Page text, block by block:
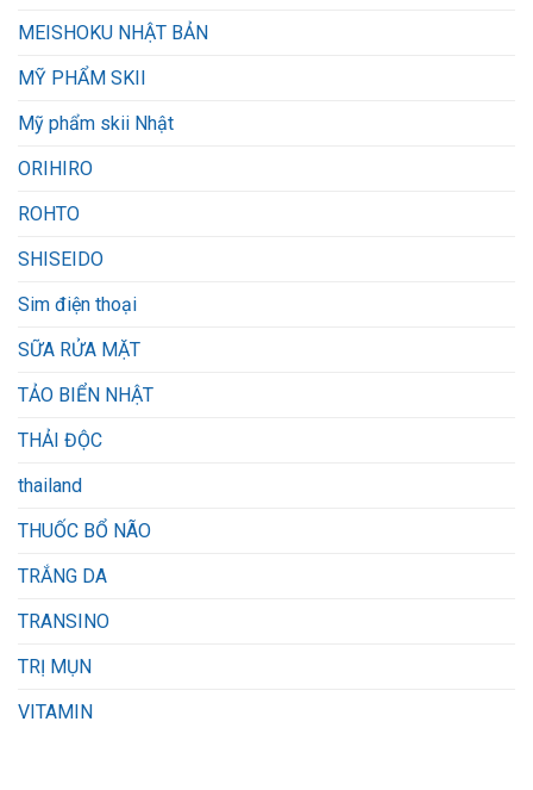
MEISHOKU NHẬT BẢN
MỸ PHẨM SKII
Mỹ phẩm skii Nhật
ORIHIRO
ROHTO
SHISEIDO
Sim điện thoại
SỮA RỬA MẶT
TẢO BIỂN NHẬT
THẢI ĐỘC
thailand
THUỐC BỔ NÃO
TRẮNG DA
TRANSINO
TRỊ MỤN
VITAMIN